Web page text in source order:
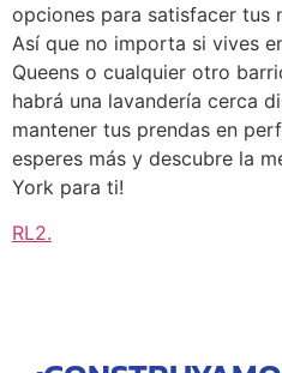
opciones para satisfacer tus
Así que no importa si vives
Queens o cualquier otro
habrá una lavandería cerca
mantener tus prendas en
esperes más y descubre la
York para ti!
RL2.